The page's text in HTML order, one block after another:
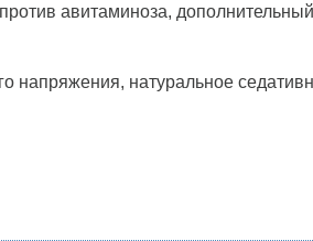
авитаминоза,
напряжения, натуральное